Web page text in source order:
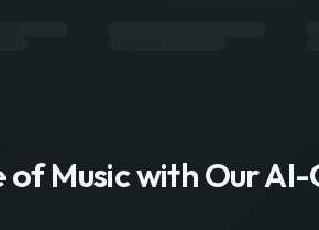
of Music with Our